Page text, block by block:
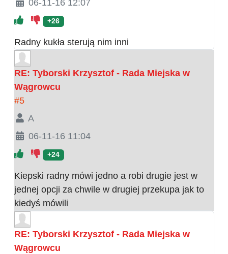
06-11-16 12:07
+26
Radny kukła sterują nim inni
RE: Tyborski Krzysztof - Rada Miejska w
Wągrowcu
#5
A
06-11-16 11:04
+24
Kiepski radny mówi jedno a robi drugie jest w
jednej opcji za chwile w drugiej przekupa jak to
kiedyś mówili
RE: Tyborski Krzysztof - Rada Miejska w
Wągrowcu